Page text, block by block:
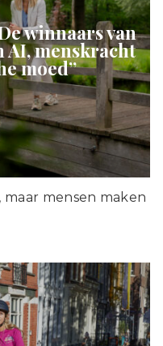
winnaars van
menskracht
moed”
mensen maken